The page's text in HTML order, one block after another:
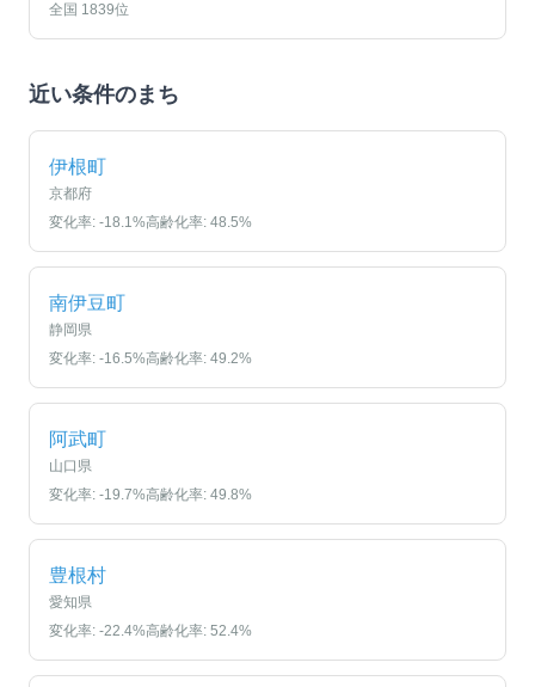
全国 1839位
近い条件のまち
伊根町
京都府
変化率: -18.1%高齢化率: 48.5%
南伊豆町
静岡県
変化率: -16.5%高齢化率: 49.2%
阿武町
山口県
変化率: -19.7%高齢化率: 49.8%
豊根村
愛知県
変化率: -22.4%高齢化率: 52.4%